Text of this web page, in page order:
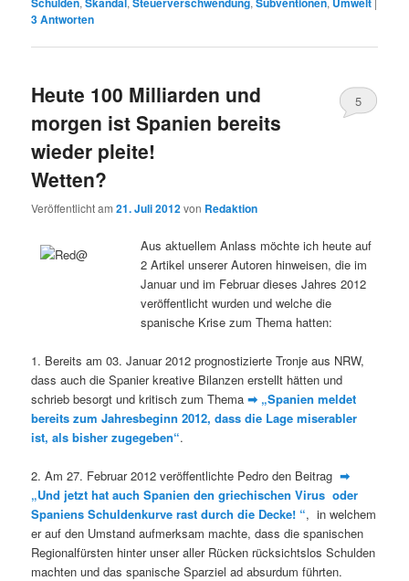
3Antworten
Heute 100 Milliarden und
morgen ist Spanien bereits
wieder pleite!
Wetten?
Veröffentlicht am21. Juli 2012von Redaktion
5
Aus aktuellem Anlass möchte ich heute auf
2 Artikel unserer Autoren hinweisen, die im
Januar und im Februar dieses Jahres 2012
veröffentlicht wurden und welche die
spanische Krise zum Thema hatten:
1. Bereits am 03. Januar 2012 prognostizierte Tronje aus NRW,
dass auch die Spanier kreative Bilanzen erstellt hätten und
schrieb besorgt und kritisch zum Thema➡ „Spanien meldet
bereits zum Jahresbeginn 2012, dass die Lage miserabler
ist, als bisher zugegeben“.
2. Am 27. Februar 2012 veröffentlichte Pedro den Beitrag➡
„Und jetzt hat auch Spanien den griechischen Virus oder
Spaniens Schuldenkurve rast durch die Decke! “, in welchem
er auf den Umstand aufmerksam machte, dass die spanischen
Regionalfürsten hinter unser aller Rücken rücksichtslos Schulden
machten und das spanische Sparziel ad absurdum führten.